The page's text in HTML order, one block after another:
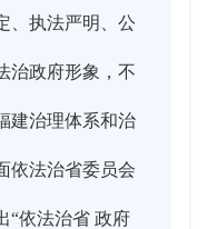
、执法严明、公
治政府形象，不
建治理体系和治
依法治省委员会
“依法治省 政府